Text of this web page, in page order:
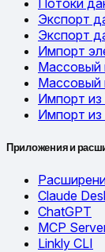
Потоки
Экспорт
Экспорт
Импорт
Массовый
Массовый
Импорт из
Импорт из
Приложения и
Claude
ChatGPT
MCP
Linkly CLI